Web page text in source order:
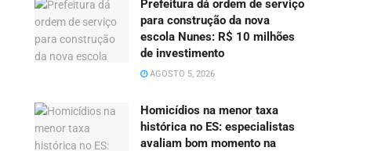
Prefeitura dá ordem de serviço
para construção da nova
escola Nunes: R$ 10 milhões
de investimento
AGOSTO 5, 2026
Homicídios na menor taxa
histórica no ES: especialistas
avaliam bom momento na